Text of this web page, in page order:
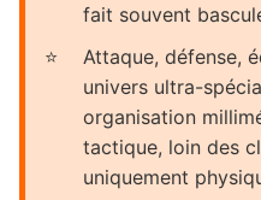
fait souvent
Attaque, défense,
univers ultra-
organisation
tactique, loin des
uniquement